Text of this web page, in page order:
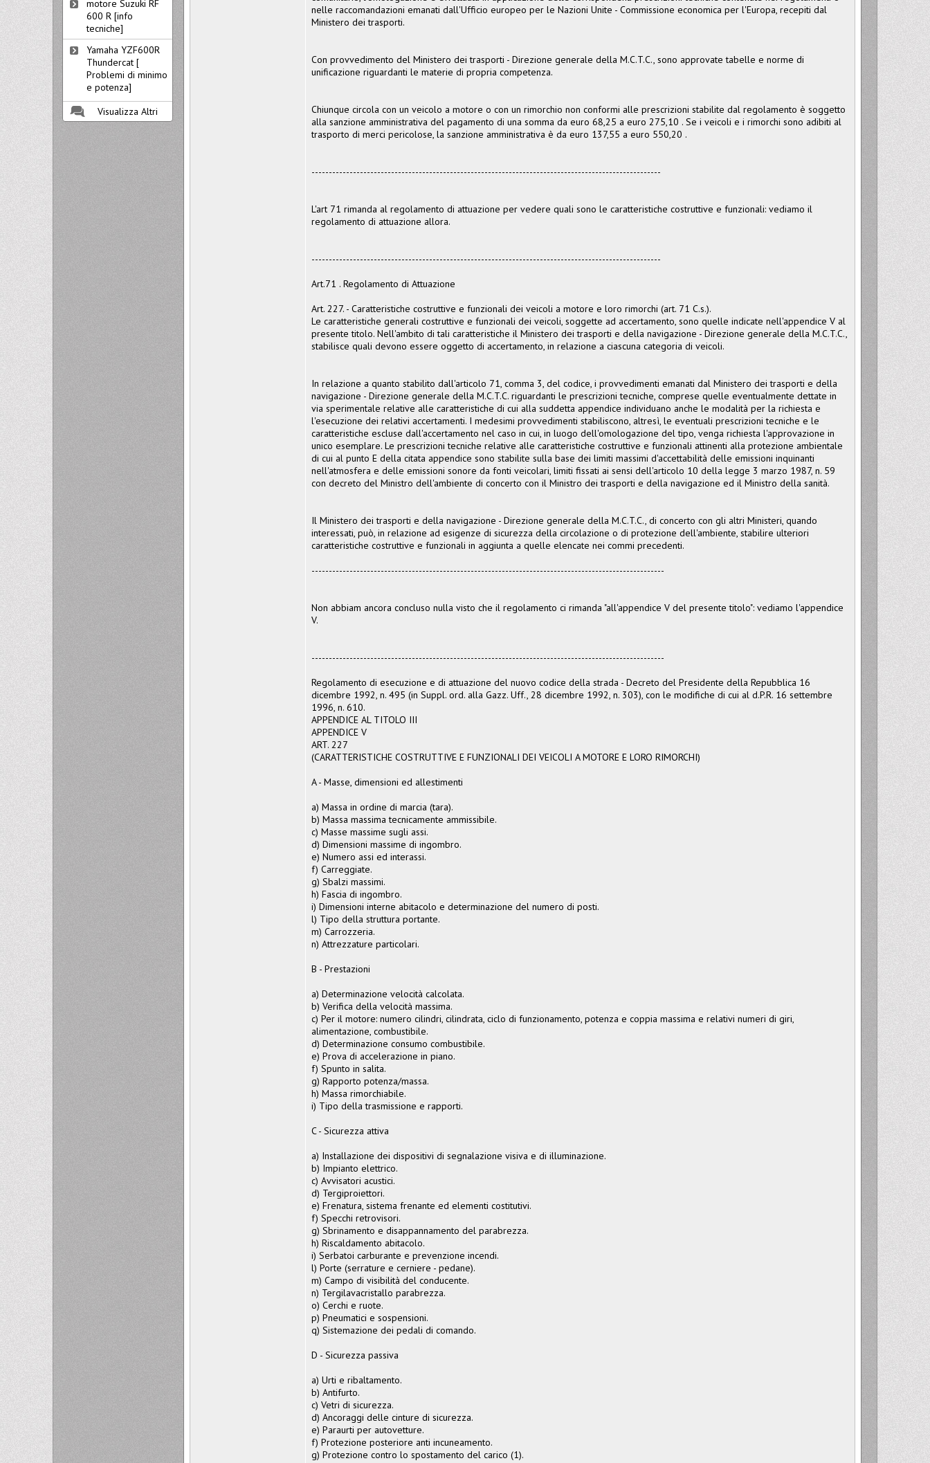
nelle raccomandazioni emanati dall'Ufficio europeo per le Nazioni Unite - Commissione economica per l'Europa, recepiti dal
Ministero dei trasporti.
Con provvedimento del Ministero dei trasporti - Direzione generale della M.C.T.C., sono approvate tabelle e norme di
unificazione riguardanti le materie di propria competenza.
Chiunque circola con un veicolo a motore o con un rimorchio non conformi alle prescrizioni stabilite dal regolamento è soggetto
alla sanzione amministrativa del pagamento di una somma da euro 68,25 a euro 275,10 . Se i veicoli e i rimorchi sono adibiti al
trasporto di merci pericolose, la sanzione amministrativa è da euro 137,55 a euro 550,20 .
-----------------------------------------------------------------------------------------------------
L'art 71 rimanda al regolamento di attuazione per vedere quali sono le caratteristiche costruttive e funzionali: vediamo il
regolamento di attuazione allora.
-----------------------------------------------------------------------------------------------------
Art.71 . Regolamento di Attuazione
Art. 227. - Caratteristiche costruttive e funzionali dei veicoli a motore e loro rimorchi (art. 71 C.s.).
Le caratteristiche generali costruttive e funzionali dei veicoli, soggette ad accertamento, sono quelle indicate nell'appendice V al
presente titolo. Nell'ambito di tali caratteristiche il Ministero dei trasporti e della navigazione - Direzione generale della M.C.T.C.,
stabilisce quali devono essere oggetto di accertamento, in relazione a ciascuna categoria di veicoli.
In relazione a quanto stabilito dall'articolo 71, comma 3, del codice, i provvedimenti emanati dal Ministero dei trasporti e della
navigazione - Direzione generale della M.C.T.C. riguardanti le prescrizioni tecniche, comprese quelle eventualmente dettate in
via sperimentale relative alle caratteristiche di cui alla suddetta appendice individuano anche le modalità per la richiesta e
l'esecuzione dei relativi accertamenti. I medesimi provvedimenti stabiliscono, altresì, le eventuali prescrizioni tecniche e le
caratteristiche escluse dall'accertamento nel caso in cui, in luogo dell'omologazione del tipo, venga richiesta l'approvazione in
unico esemplare. Le prescrizioni tecniche relative alle caratteristiche costruttive e funzionali attinenti alla protezione ambientale
di cui al punto E della citata appendice sono stabilite sulla base dei limiti massimi d'accettabilità delle emissioni inquinanti
nell'atmosfera e delle emissioni sonore da fonti veicolari, limiti fissati ai sensi dell'articolo 10 della legge 3 marzo 1987, n. 59
con decreto del Ministro dell'ambiente di concerto con il Ministro dei trasporti e della navigazione ed il Ministro della sanità.
Il Ministero dei trasporti e della navigazione - Direzione generale della M.C.T.C., di concerto con gli altri Ministeri, quando
interessati, può, in relazione ad esigenze di sicurezza della circolazione o di protezione dell'ambiente, stabilire ulteriori
caratteristiche costruttive e funzionali in aggiunta a quelle elencate nei commi precedenti.
------------------------------------------------------------------------------------------------------
Non abbiam ancora concluso nulla visto che il regolamento ci rimanda "all'appendice V del presente titolo": vediamo l'appendice
V.
------------------------------------------------------------------------------------------------------
Regolamento di esecuzione e di attuazione del nuovo codice della strada - Decreto del Presidente della Repubblica 16
dicembre 1992, n. 495 (in Suppl. ord. alla Gazz. Uff., 28 dicembre 1992, n. 303), con le modifiche di cui al d.P.R. 16 settembre
1996, n. 610.
APPENDICE AL TITOLO III
APPENDICE V
ART. 227
(CARATTERISTICHE COSTRUTTIVE E FUNZIONALI DEI VEICOLI A MOTORE E LORO RIMORCHI)
A - Masse, dimensioni ed allestimenti
a) Massa in ordine di marcia (tara).
b) Massa massima tecnicamente ammissibile.
c) Masse massime sugli assi.
d) Dimensioni massime di ingombro.
e) Numero assi ed interassi.
f) Carreggiate.
g) Sbalzi massimi.
h) Fascia di ingombro.
i) Dimensioni interne abitacolo e determinazione del numero di posti.
l) Tipo della struttura portante.
m) Carrozzeria.
n) Attrezzature particolari.
B - Prestazioni
a) Determinazione velocità calcolata.
b) Verifica della velocità massima.
c) Per il motore: numero cilindri, cilindrata, ciclo di funzionamento, potenza e coppia massima e relativi numeri di giri,
alimentazione, combustibile.
d) Determinazione consumo combustibile.
e) Prova di accelerazione in piano.
f) Spunto in salita.
g) Rapporto potenza/massa.
h) Massa rimorchiabile.
i) Tipo della trasmissione e rapporti.
C - Sicurezza attiva
a) Installazione dei dispositivi di segnalazione visiva e di illuminazione.
b) Impianto elettrico.
c) Avvisatori acustici.
d) Tergiproiettori.
e) Frenatura, sistema frenante ed elementi costitutivi.
f) Specchi retrovisori.
g) Sbrinamento e disappannamento del parabrezza.
h) Riscaldamento abitacolo.
i) Serbatoi carburante e prevenzione incendi.
l) Porte (serrature e cerniere - pedane).
m) Campo di visibilità del conducente.
n) Tergilavacristallo parabrezza.
o) Cerchi e ruote.
p) Pneumatici e sospensioni.
q) Sistemazione dei pedali di comando.
D - Sicurezza passiva
a) Urti e ribaltamento.
b) Antifurto.
c) Vetri di sicurezza.
d) Ancoraggi delle cinture di sicurezza.
e) Paraurti per autovetture.
f) Protezione posteriore anti incuneamento.
g) Protezione contro lo spostamento del carico (1).
motore Suzuki RF
600 R [info
tecniche]
Yamaha YZF600R
Thundercat [
Problemi di minimo
e potenza]
Visualizza Altri